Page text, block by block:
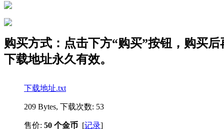
购买方式：点击下方“购买”按钮，购买
下载地址永久有效。
下载地址.txt
209 Bytes, 下载次数: 53
售价: 50 个金币 [记录]